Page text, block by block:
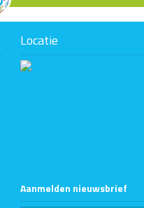
Locatie
Aanmelden nieuwsbrief